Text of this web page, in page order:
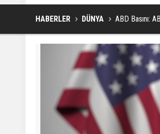
HABERLER DÜNYA ABD Basını: